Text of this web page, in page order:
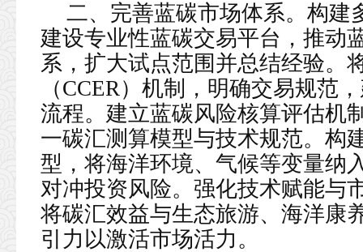
二、完善蓝碳市场体系。构建
建设专业性蓝碳交易平台，推动
系，扩大试点范围并总结经验。
（CCER）机制，明确交易规范
流程。建立蓝碳风险核算评估机
一碳汇测算模型与技术规范。构
型，将海洋环境、气候等变量纳
对冲投资风险。强化技术赋能与
将碳汇效益与生态旅游、海洋康
引力以激活市场活力。